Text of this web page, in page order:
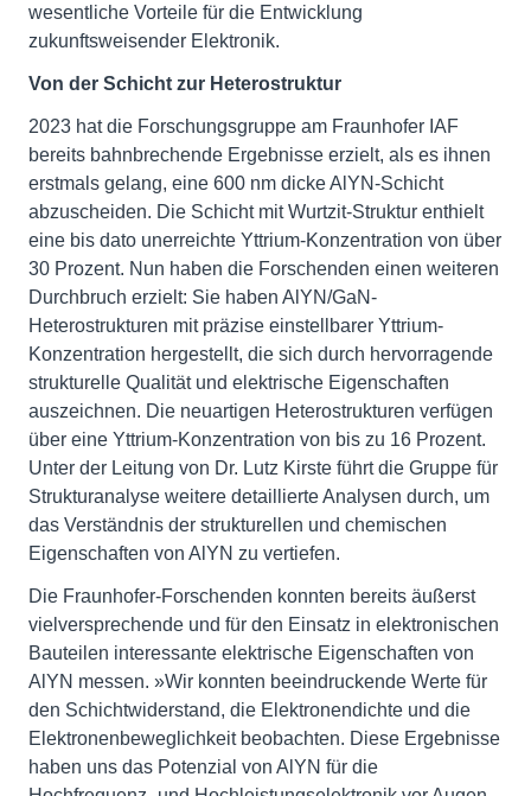
wesentliche Vorteile für die Entwicklung
zukunftsweisender Elektronik.
Von der Schicht zur Heterostruktur
2023 hat die Forschungsgruppe am Fraunhofer IAF
bereits bahnbrechende Ergebnisse erzielt, als es ihnen
erstmals gelang, eine 600 nm dicke AlYN-Schicht
abzuscheiden. Die Schicht mit Wurtzit-Struktur enthielt
eine bis dato unerreichte Yttrium-Konzentration von über
30 Prozent. Nun haben die Forschenden einen weiteren
Durchbruch erzielt: Sie haben AlYN/GaN-
Heterostrukturen mit präzise einstellbarer Yttrium-
Konzentration hergestellt, die sich durch hervorragende
strukturelle Qualität und elektrische Eigenschaften
auszeichnen. Die neuartigen Heterostrukturen verfügen
über eine Yttrium-Konzentration von bis zu 16 Prozent.
Unter der Leitung von Dr. Lutz Kirste führt die Gruppe für
Strukturanalyse weitere detaillierte Analysen durch, um
das Verständnis der strukturellen und chemischen
Eigenschaften von AlYN zu vertiefen.
Die Fraunhofer-Forschenden konnten bereits äußerst
vielversprechende und für den Einsatz in elektronischen
Bauteilen interessante elektrische Eigenschaften von
AlYN messen. »Wir konnten beeindruckende Werte für
den Schichtwiderstand, die Elektronendichte und die
Elektronenbeweglichkeit beobachten. Diese Ergebnisse
haben uns das Potenzial von AlYN für die